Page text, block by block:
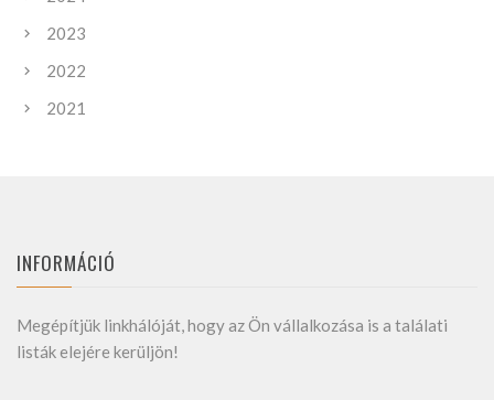
2023
2022
2021
INFORMÁCIÓ
Megépítjük linkhálóját, hogy az Ön vállalkozása is a találati
listák elejére kerüljön!